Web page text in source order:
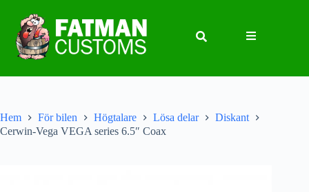
Hem För bilen Högtalare Lösa delar
Diskant
Cerwin-Vega VEGA series 6.5″ Coax